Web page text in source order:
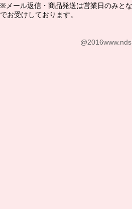
※メール返信・商品発送は営業日のみと
でお受けしております。